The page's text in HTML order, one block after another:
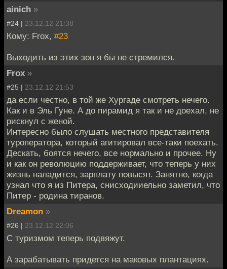
ainich »
#24 | 23.12.12 21:38
Кому: Frox, #23
Выходить из этих зон я бы не стремился.
Frox »
#25 | 23.12.12 21:53
да если честно, в той же Хургаде смотреть нечего.
Как и в Эль Гуне. А до пирамид я так и не доехал, не
рискнул с женой.
Интересно было слушать местного представителя
туроператора, который агитировал все-таки поехать.
Дескать, боятся нечего, все нормально и прочее. Ну
и как он революцию поддерживает, что теперь у них
жизнь наладится, зарплату повысят. Занятно, когда
узнал что я из Питера, снисходииельно заметил, что
Питер - родина тиранов.
Dreamon »
#26 | 23.12.12 22:06
С туризмом теперь подвяжут.
А зарабатывать придется на маковых плантациях.